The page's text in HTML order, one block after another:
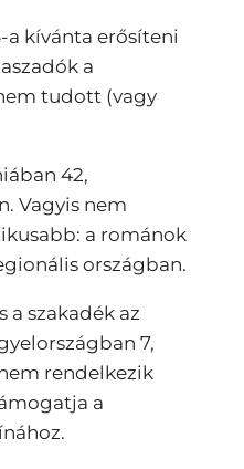
a kívánta erősíteni
a
tudott (vagy
42,
Vagyis nem
a románok
országban.
szakadék az
7,
rendelkezik
a